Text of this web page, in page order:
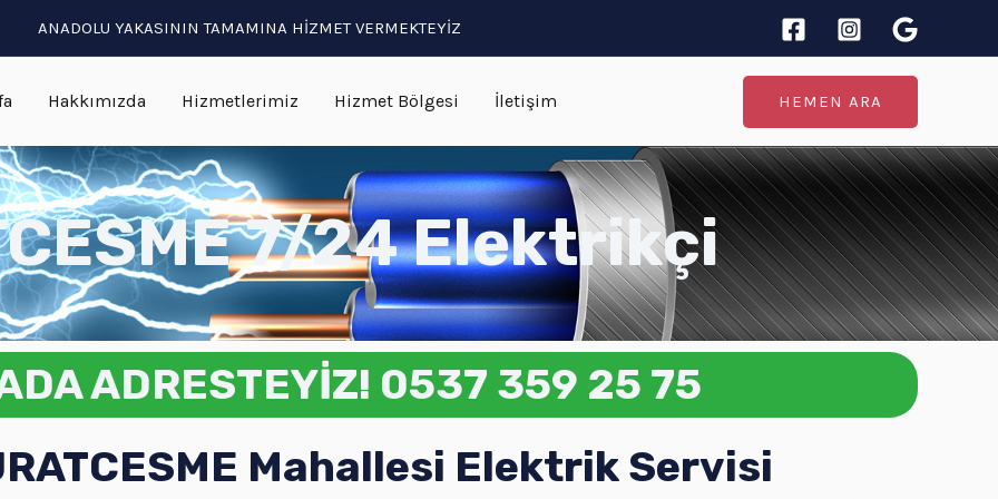
ANADOLU YAKASININ TAMAMINA HİZMET VERMEKTEYİZ
Hakkımızda Hizmetlerimiz Hizmet Bölgesi İletişim HEMEN ARA
7/24 Elektrikçi
ADRESTEYİZ! 0537 359 25 75
Mahallesi Elektrik Servisi